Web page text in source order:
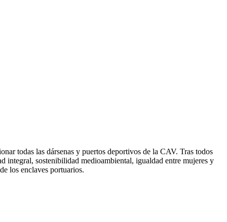
todas las dársenas y puertos deportivos de la CAV. Tras todos
integral, sostenibilidad medioambiental, igualdad entre mujeres y
los enclaves portuarios.